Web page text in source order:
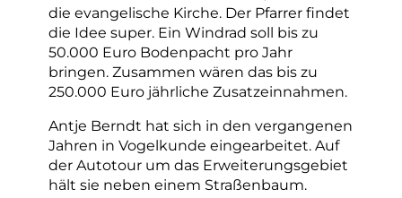
die evangelische Kirche. Der Pfarrer findet
die Idee super. Ein Windrad soll bis zu
50.000 Euro Bodenpacht pro Jahr
bringen. Zusammen wären das bis zu
250.000 Euro jährliche Zusatzeinnahmen.
Antje Berndt hat sich in den vergangenen
Jahren in Vogelkunde eingearbeitet. Auf
der Autotour um das Erweiterungsgebiet
hält sie neben einem Straßenbaum.